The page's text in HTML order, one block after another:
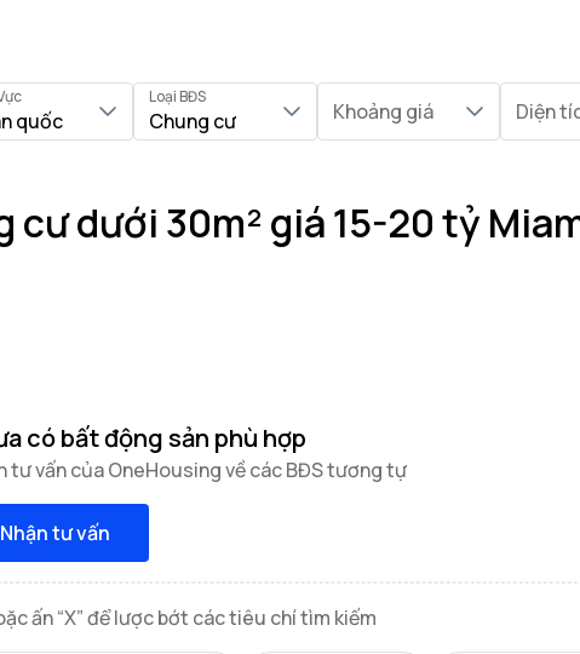
quốc
Loại BĐS
Chung cư Khoảng giá Diện
cư dưới 30m² giá 15-20 tỷ
có bất động sản phù hợp
tư vấn của OneHousing về các BĐS tương tự
Nhận tư vấn
ấn “X” để lược bớt các tiêu chí tìm kiếm